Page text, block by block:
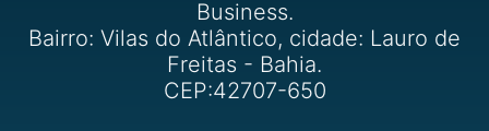
Business.
Bairro: Vilas do Atlântico, cidade: Lauro de
Freitas - Bahia.
CEP:42707-650